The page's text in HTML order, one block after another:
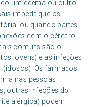
um edema ou outro
impede que os
ou quando partes
com o cérebro
comuns são o
jovens) e as infeções
(idosos). Os fármacos
nas pessoas
outras infeções do
alérgica) podem